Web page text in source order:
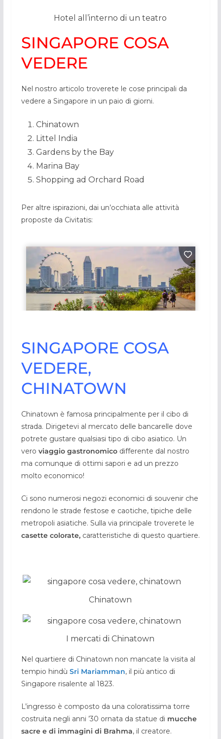
Hotel all’interno di un teatro
SINGAPORE COSA
VEDERE
Nel nostro articolo troverete le cose principali da
vedere a Singapore in un paio di giorni.
Chinatown
Littel India
Gardens by the Bay
Marina Bay
Shopping ad Orchard Road
Per altre ispirazioni, dai un’occhiata alle attività
proposte da Civitatis:
SINGAPORE COSA
VEDERE,
CHINATOWN
Chinatown è famosa principalmente per il cibo di
strada. Dirigetevi al mercato delle bancarelle dove
potrete gustare qualsiasi tipo di cibo asiatico. Un
vero viaggio gastronomicodifferente dal nostro
ma comunque di ottimi sapori e ad un prezzo
molto economico!
Ci sono numerosi negozi economici di souvenir che
rendono le strade festose e caotiche, tipiche delle
metropoli asiatiche. Sulla via principale troverete le
casette colorate,caratteristiche di questo quartiere.
Chinatown
I mercati di Chinatown
Nel quartiere di Chinatown non mancate la visita al
tempio hindù Sri Mariamman, il più antico di
Singapore risalente al 1823.
L’ingresso è composto da una coloratissima torre
costruita negli anni ’30 ornata da statue di mucche
sacre e di immagini di Brahma, il creatore.